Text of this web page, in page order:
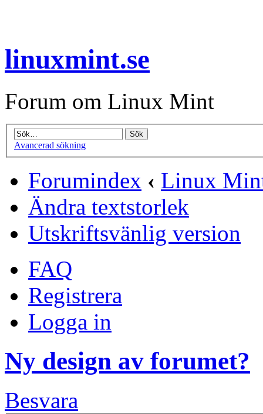
linuxmint.se
Forum om Linux Mint
Avancerad sökning
Forumindex ‹ Linux
Ändra textstorlek
Utskriftsvänlig version
FAQ
Registrera
Logga in
Ny design av forumet?
Besvara